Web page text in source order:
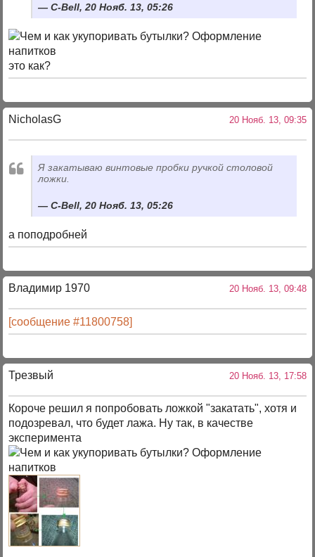
C-Bell, 20 Нояб. 13, 05:26
это как?
NicholasG 20 Нояб. 13, 09:35
Я закатываю винтовые пробки ручкой столовой
ложки.
C-Bell, 20 Нояб. 13, 05:26
а поподробней
Владимир 1970 20 Нояб. 13, 09:48
[сообщение #11800758]
Трезвый 20 Нояб. 13, 17:58
Короче решил я попробовать ложкой "закатать", хотя и
подозревал, что будет лажа. Ну так, в качестве
эксперимента